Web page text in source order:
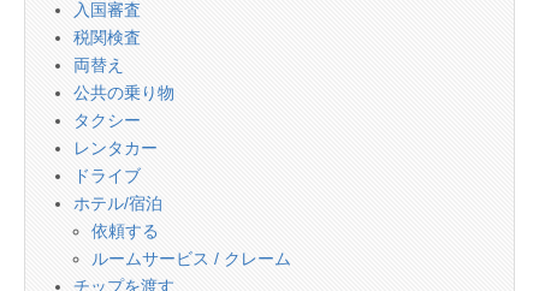
入国審査
税関検査
両替え
公共の乗り物
タクシー
レンタカー
ドライブ
ホテル/宿泊
依頼する
ルームサービス / クレーム
チップを渡す